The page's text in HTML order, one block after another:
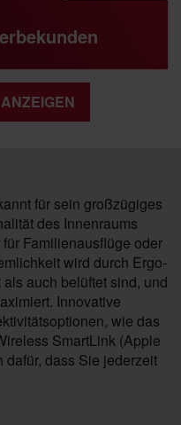
für sein großzügiges
des Innenraums
Familienausflüge oder
wird durch Ergo-
auch belüftet sind, und
Innovative
wie das
SmartLink (Apple
dass Sie jederzeit